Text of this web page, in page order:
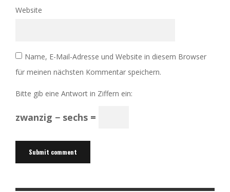
Website
Name, E-Mail-Adresse und Website in diesem Browser
für meinen nächsten Kommentar speichern.
Bitte gib eine Antwort in Ziffern ein:
zwanzig − sechs =